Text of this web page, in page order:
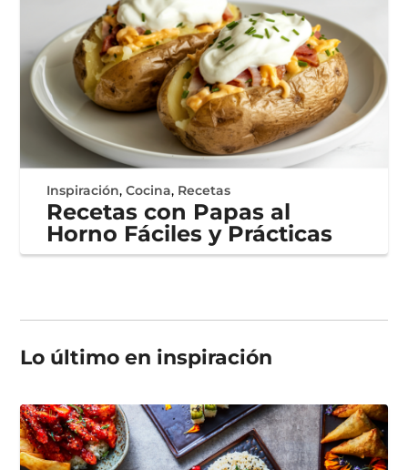
Inspiración,Cocina, Recetas
Recetas con Papas al
Horno Fáciles y Prácticas
Lo último en inspiración